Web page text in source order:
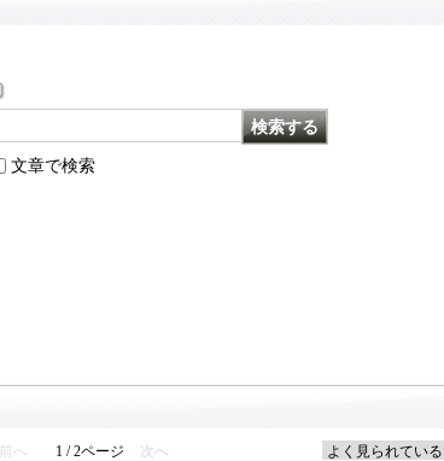
文章で検索
前へ 1 / 2ページ 次へ